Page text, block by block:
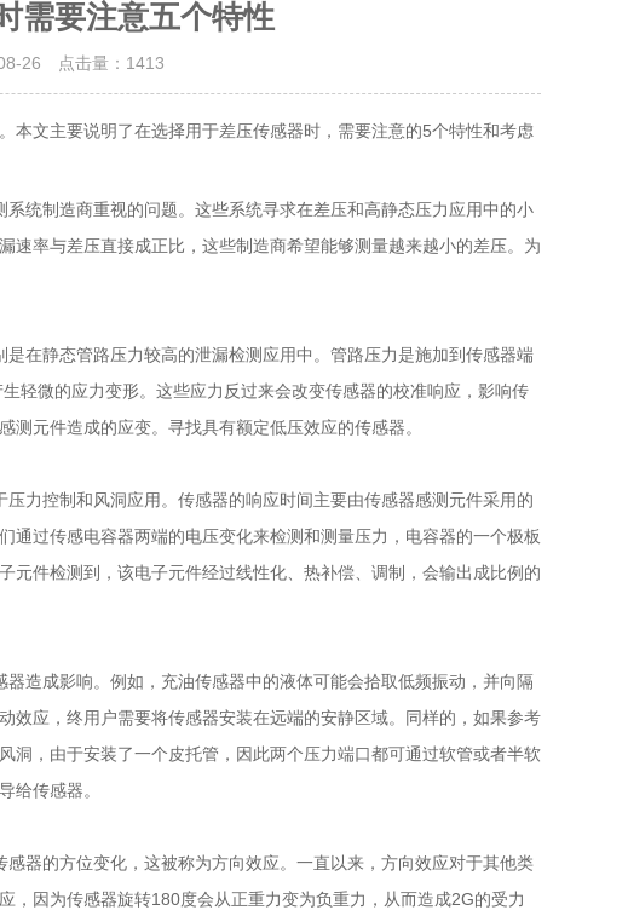
需要注意五个特性
26 点击量： 1413
本文主要说明了在选择用于差压传感器时，需要注意的5个特性和考虑
制造商重视的问题。这些系统寻求在差压和高静态压力应用中的小
率与差压直接成正比，这些制造商希望能够测量越来越小的差压。为
静态管路压力较高的泄漏检测应用中。管路压力是施加到传感器端
轻微的应力变形。这些应力反过来会改变传感器的校准响应，影响传
元件造成的应变。寻找具有额定低压效应的传感器。
控制和风洞应用。传感器的响应时间主要由传感器感测元件采用的
过传感电容器两端的电压变化来检测和测量压力，电容器的一个极板
件检测到，该电子元件经过线性化、热补偿、调制，会输出成比例的
成影响。例如，充油传感器中的液体可能会拾取低频振动，并向隔
效应，终用户需要将传感器安装在远端的安静区域。同样的，如果参考
，由于安装了一个皮托管，因此两个压力端口都可通过软管或者半软
给传感器。
的方位变化，这被称为方向效应。一直以来，方向效应对于其他类
因为传感器旋转180度会从正重力变为负重力，从而造成2G的受力